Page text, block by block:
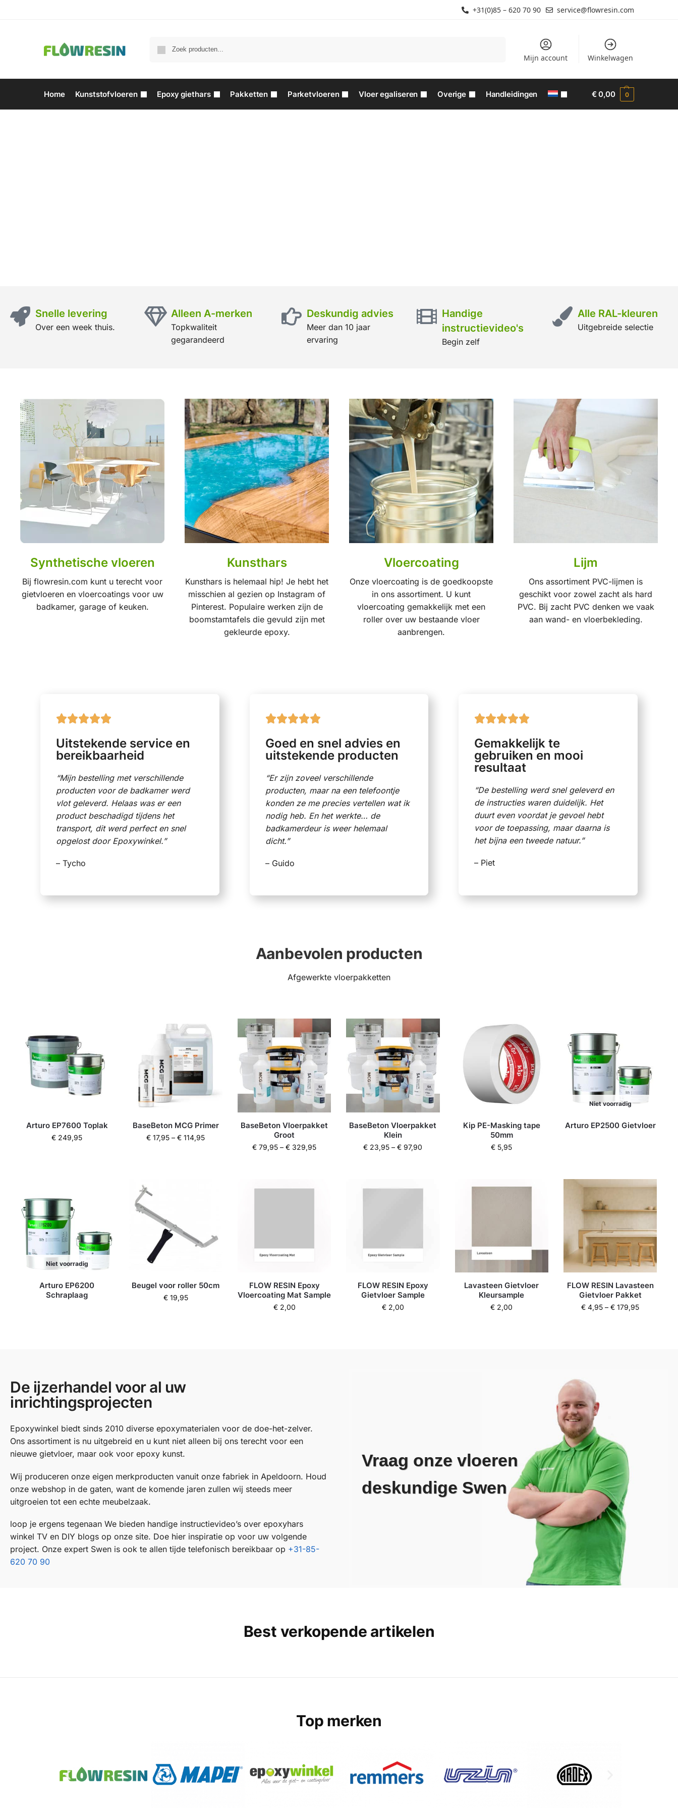
+31(0)85 – 620 70 90 service@flowresin.com
Mijn account Winkelwagen
Home Kunststofvloeren Epoxy giethars Pakketten Parketvloeren Vloer egaliseren Overige Handleidingen €0,00 0
Snelle levering
Over een week thuis.
Alleen A-merken
Topkwaliteit
gegarandeerd
Deskundig advies
Meer dan 10 jaar
ervaring
Handige
instructievideo's
Begin zelf
Alle RAL-kleuren
Uitgebreide selectie
Synthetische vloeren
Bij flowresin.com kunt u terecht voor
gietvloeren en vloercoatings voor uw
badkamer, garage of keuken.
Kunsthars
Kunsthars is helemaal hip! Je hebt het
misschien al gezien op Instagram of
Pinterest. Populaire werken zijn de
boomstamtafels die gevuld zijn met
gekleurde epoxy.
Vloercoating
Onze vloercoating is de goedkoopste
in ons assortiment. U kunt
vloercoating gemakkelijk met een
roller over uw bestaande vloer
aanbrengen.
Lijm
Ons assortiment PVC-lijmen is
geschikt voor zowel zacht als hard
PVC. Bij zacht PVC denken we vaak
aan wand- en vloerbekleding.

Uitstekende service en
bereikbaarheid
“Mijn bestelling met verschillende
producten voor de badkamer werd
vlot geleverd. Helaas was er een
product beschadigd tijdens het
transport, dit werd perfect en snel
opgelost door Epoxywinkel.”
– Tycho

Goed en snel advies en
uitstekende producten
“Er zijn zoveel verschillende
producten, maar na een telefoontje
konden ze me precies vertellen wat ik
nodig heb. En het werkte… de
badkamerdeur is weer helemaal
dicht.”
– Guido

Gemakkelijk te
gebruiken en mooi
resultaat
“De bestelling werd snel geleverd en
de instructies waren duidelijk. Het
duurt even voordat je gevoel hebt
voor de toepassing, maar daarna is
het bijna een tweede natuur.”
– Piet
Aanbevolen producten
Afgewerkte vloerpakketten
Arturo EP7600 Toplak
€ 249,95
BaseBeton MCG Primer
€ 17,95 –€ 114,95
BaseBeton Vloerpakket
Groot
€ 79,95 –€ 329,95
BaseBeton Vloerpakket
Klein
€ 23,95 –€ 97,90
Kip PE-Masking tape
50mm
€ 5,95
Niet voorradig
Arturo EP2500 Gietvloer
Niet voorradig
Arturo EP6200
Schraplaag
Beugel voor roller 50cm
€19,95
FLOW RESIN Epoxy
Vloercoating Mat Sample
€2,00
FLOW RESIN Epoxy
Gietvloer Sample
€2,00
Lavasteen Gietvloer
Kleursample
€ 2,00
FLOW RESIN Lavasteen
Gietvloer Pakket
€ 4,95 –€ 179,95
De ijzerhandel voor al uw
inrichtingsprojecten
Epoxywinkel biedt sinds 2010 diverse epoxymaterialen voor de doe-het-zelver.
Ons assortiment is nu uitgebreid en u kunt niet alleen bij ons terecht voor een
nieuwe gietvloer, maar ook voor epoxy kunst.
Wij produceren onze eigen merkproducten vanuit onze fabriek in Apeldoorn. Houd
onze webshop in de gaten, want de komende jaren zullen wij steeds meer
uitgroeien tot een echte meubelzaak.
loop je ergens tegenaan We bieden handige instructievideo’s over epoxyhars
winkel TV en DIY blogs op onze site. Doe hier inspiratie op voor uw volgende
project. Onze expert Swen is ook te allen tijde telefonisch bereikbaar op +31-85-
620 70 90
Vraag onze vloeren
deskundige Swen
Best verkopende artikelen
Top merken